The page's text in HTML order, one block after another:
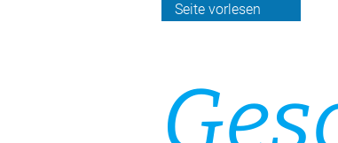
Seite vorlesen